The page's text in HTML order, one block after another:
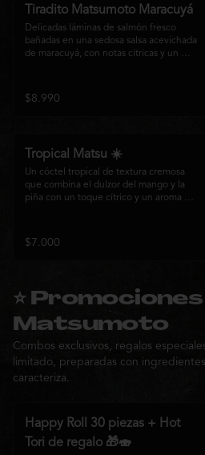
Tiradito Matsumoto Maracuyá
Delicadas láminas de salmón fresco
bañadas en una sedosa salsa acevichada
de maracuyá, con notas cítricas y un
de ají rojo, aceite de cilantro, brotes
frescos y pimienta recién molida. Un
$8.990
Tropical Matsu ☀️
Un cóctel tropical de textura cremosa
que combina el dulzor del mango y la
piña con un toque cítrico y un aroma
nikkei de Matsumoto.
$7.000
⭐ Promociones
Matsumoto
Combos exclusivos, regalos
limitado, preparadas con
caracteriza.
Happy Roll 30 piezas + Hot
Tori de regalo 🎁🍣